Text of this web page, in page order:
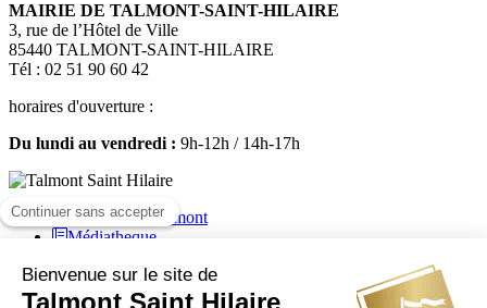
MAIRIE DE TALMONT-SAINT-HILAIRE
3, rue de l’Hôtel de Ville
85440 TALMONT-SAINT-HILAIRE
Tél : 02 51 90 60 42
horaires d'ouverture :
Du lundi au vendredi : 9h-12h / 14h-17h
Médiatheque